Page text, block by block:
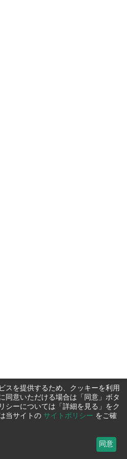
スを提供するため、クッキーを利用
同意いただける場合は「同意」ボタ
シーについては「詳細を見る」をク
当サイトの サイトポリシー をご確
同意